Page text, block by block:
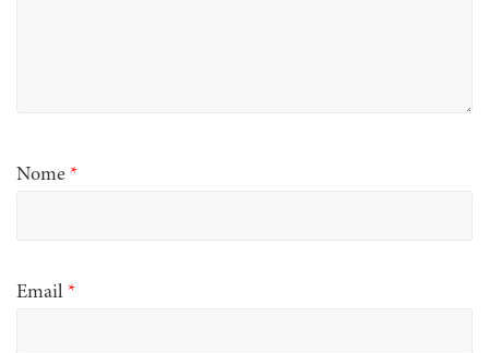
Nome *
Email *